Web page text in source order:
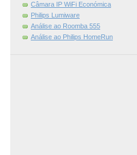
Câmara IP WiFi Económica
Philips Lumiware
Análise ao Roomba 555
Análise ao Philips HomeRun